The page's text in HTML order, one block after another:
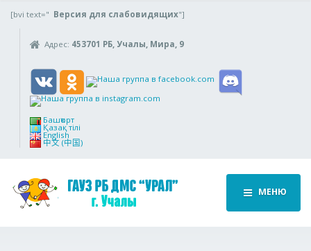
[bvi text=" Версия для слабовидящих"]
Адрес: 453701 РБ, Учалы, Мира, 9
Башҡорт
Қазақ тілі
English
中文 (中国)
МЕНЮ